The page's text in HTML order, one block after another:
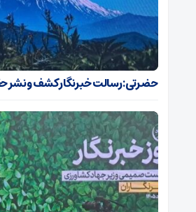
حضرتی: رسالت خبرنگار کشف و